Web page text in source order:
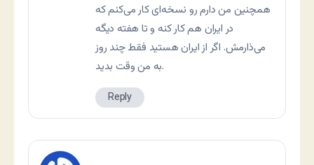
همچنین من دارم رو نسخه‌ای کار می‌کنم که
در ایران هم کار کنه و تا هفته دیگه
می‌ذارمش. اگر از ایران هستید فقط چند روز
به من وقت بدید.
Reply